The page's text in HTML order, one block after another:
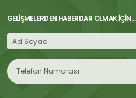
GELIŞMELERDEN HABERDAR OLMAK İÇIN...